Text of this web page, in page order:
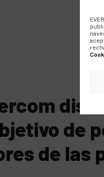
de
de las